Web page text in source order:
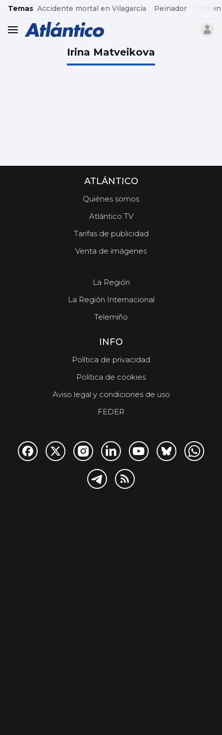
common.go-to-content
Temas Accidente mortal en Vilagarcía Peinador
header.menu.open
Irina Matveikova
ATLÁNTICO
Quiénes somos
Atlántico TV
Tarifas de publicidad
Venta de imágenes
La Región
La Región Internacional
Telemiño
INFO
Política de privacidad
Política de cookies
Aviso legal y condiciones de uso
FEDER